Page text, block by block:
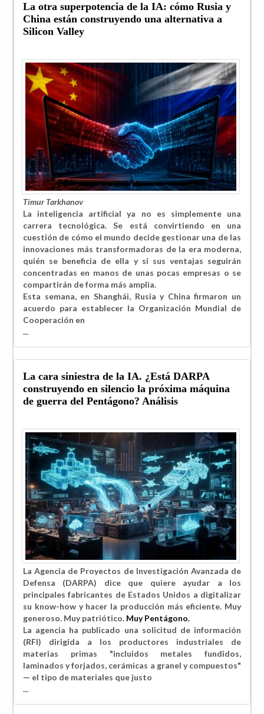
La otra superpotencia de la IA: cómo Rusia y
China están construyendo una alternativa a
Silicon Valley
Timur Tarkhanov
La inteligencia artificial ya no es simplemente una
carrera tecnológica. Se está convirtiendo en una
cuestión de cómo el mundo decide gestionar una de las
innovaciones más transformadoras de la era moderna,
quién se beneficia de ella y si sus ventajas seguirán
concentradas en manos de unas pocas empresas o se
compartirán de forma más amplia.
Esta semana, en Shanghái, Rusia y China firmaron un
acuerdo para establecer la Organización Mundial de
Cooperación en
...
La cara siniestra de la IA. ¿Está DARPA
construyendo en silencio la próxima máquina
de guerra del Pentágono? Análisis
La Agencia de Proyectos de Investigación Avanzada de
Defensa (DARPA) dice que quiere ayudar a los
principales fabricantes de Estados Unidos a digitalizar
su know-how y hacer la producción más eficiente. Muy
generoso. Muy patriótico. Muy Pentágono.
La agencia ha publicado una solicitud de información
(RFI) dirigida a los productores industriales de
materias primas "incluidos metales fundidos,
laminados y forjados, cerámicas a granel y compuestos"
— el tipo de materiales que justo
...